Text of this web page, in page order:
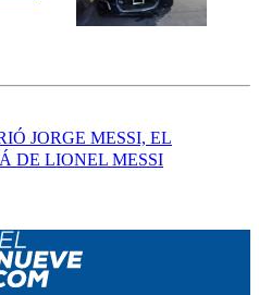
JORGE MESSI, EL
DE LIONEL MESSI